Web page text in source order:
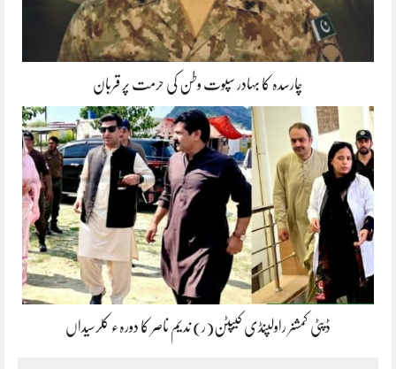
چارسدہ کا بہادر سپوت وطن کی حرمت پر قربان
ڈپٹی کمشنر راولپنڈی کیپٹن(ر) ندیم ناصر کا دورہء کلرسیداں